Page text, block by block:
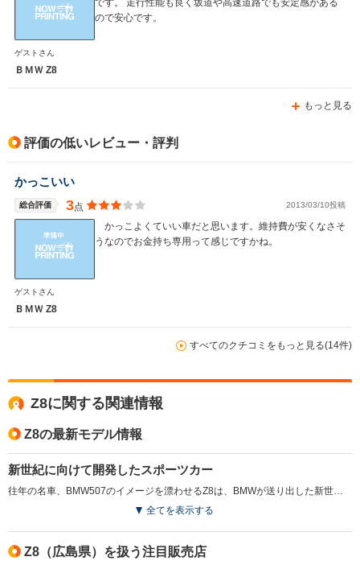
です。 走行性能も良く坂道や高速道路でも安定感がある
ので安心です。
ゲストさん
ＢＭＷ Z8
もっと見る
評価の低いレビュー・評判
かっこいい
総合評価 3点 2013/03/10投稿
かっこよくていい車だと思います。維持費が安くなさそ
うなのでお金持ち専用って感じですかね。
ゲストさん
ＢＭＷ Z8
すべてのクチコミをもっと見る(14件)
Z8に関する関連情報
Z8の最新モデル情報
新世紀に向けて開発したスポーツカー
全てを表示する
Z8（広島県）を扱う注目販売店